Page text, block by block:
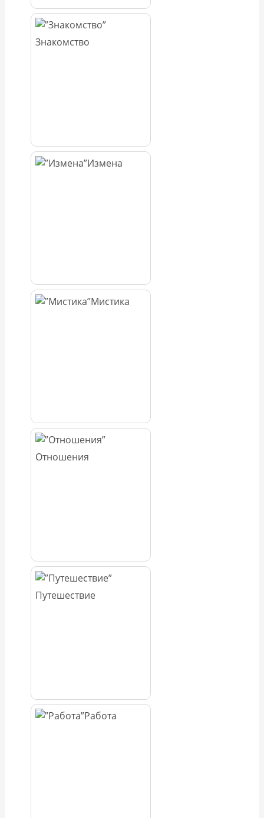
Знакомство
Измена
Мистика
Отношения
Путешествие
Работа